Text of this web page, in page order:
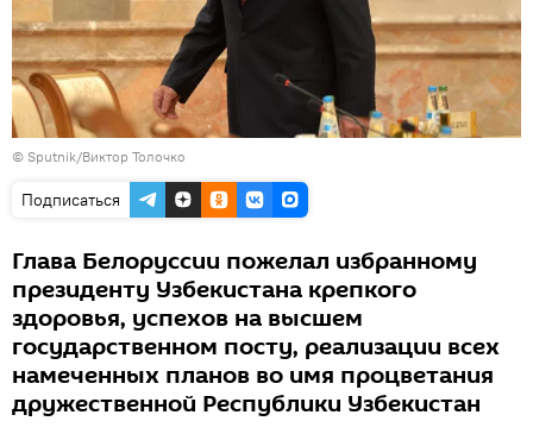
© Sputnik/Виктор Толочко
Подписаться
Глава Белоруссии пожелал избранному
президенту Узбекистана крепкого
здоровья, успехов на высшем
государственном посту, реализации всех
намеченных планов во имя процветания
дружественной Республики Узбекистан